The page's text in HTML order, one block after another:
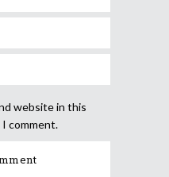
website in this
comment.